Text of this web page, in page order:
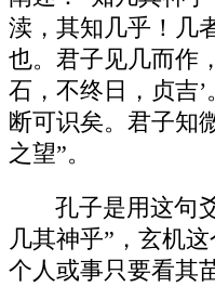
渎，其知几乎！几
也。君子见几而作
石，不终日，贞吉’
断可识矣。君子知
之望”。
孔子是用这句
几其神乎”，玄机
个人或事只要看其